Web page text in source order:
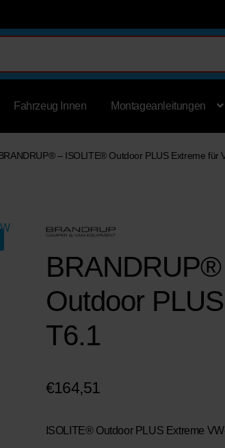
Fahrzeug Innen Montageanleitungen
– ISOLITE® Outdoor PLUS Extreme für
Outdoor
T6.1
€164,51
ISOLITE® Outdoor PLUS Extreme